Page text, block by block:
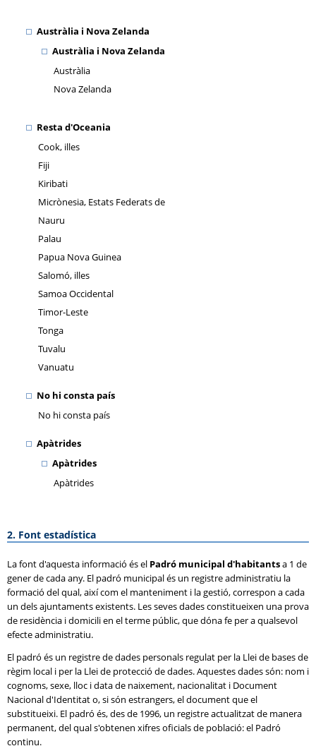
Austràlia i Nova Zelanda
Austràlia i Nova Zelanda
Austràlia
Nova Zelanda
Resta d'Oceania
Cook, illes
Fiji
Kiribati
Micrònesia, Estats Federats de
Nauru
Palau
Papua Nova Guinea
Salomó, illes
Samoa Occidental
Timor-Leste
Tonga
Tuvalu
Vanuatu
No hi consta país
No hi consta país
Apàtrides
Apàtrides
Apàtrides
2. Font estadística
La font d'aquesta informació és el Padró municipal d'habitantsa 1 de
gener de cada any. El padró municipal és un registre administratiu la
formació del qual, així com el manteniment i la gestió, correspon a cada
un dels ajuntaments existents. Les seves dades constitueixen una prova
de residència i domicili en el terme públic, que dóna fe per a qualsevol
efecte administratiu.
El padró és un registre de dades personals regulat per la Llei de bases de
règim local i per la Llei de protecció de dades. Aquestes dades són: nom i
cognoms, sexe, lloc i data de naixement, nacionalitat i Document
Nacional d'Identitat o, si són estrangers, el document que el
substitueixi. El padró és, des de 1996, un registre actualitzat de manera
permanent, del qual s'obtenen xifres oficials de població: el Padró
continu.